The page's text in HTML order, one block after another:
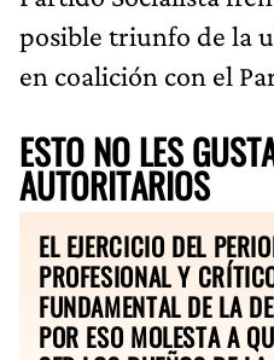
posible triunfo de la
en coalición con el
ESTO NO LES
AUTORITARIOS
EL EJERCICIO DEL
PROFESIONAL Y
FUNDAMENTAL DE LA
POR ESO MOLESTA A